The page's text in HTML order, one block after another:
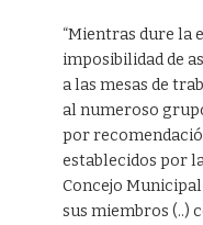
“Mientras dure la
imposibilidad de
a las mesas de
al numeroso
por
establecidos por
Concejo
sus miembros (..)